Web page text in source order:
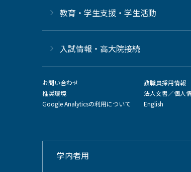
教育・学生支援・学生活動
⼊試情報・高大院接続
お問い合わせ
推奨環境
Google Analyticsの利用について
教職員採用情報
法人文書／個人
English
学内者用